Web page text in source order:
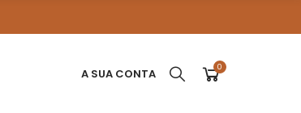
A SUA CONTA 0